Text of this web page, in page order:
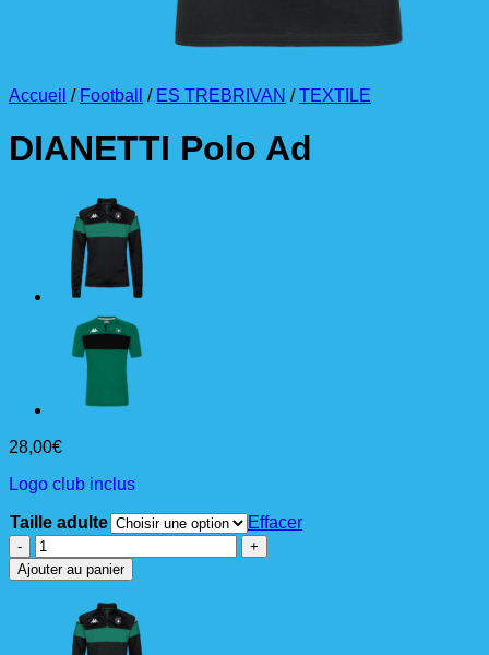
Accueil / Football / ES TREBRIVAN / TEXTILE
DIANETTI Polo Ad
28,00€
Logo club inclus
Taille adulte
Effacer
quantité
de
DIANETTI
Ajouter au panier